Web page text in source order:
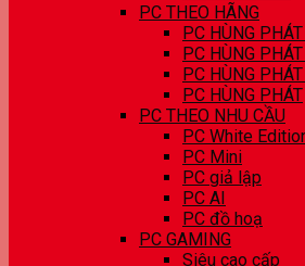
PC THEO HÃNG
PC HÙNG
PC HÙNG
PC HÙNG
PC HÙNG PHÁT
PC THEO NHU CẦU
PC White
PC Mini
PC giả lập
PC AI
PC đồ hoạ
PC GAMING
Siêu cao cấp